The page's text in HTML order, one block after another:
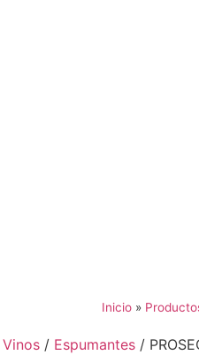
Inicio»
Vinos / Espumantes /